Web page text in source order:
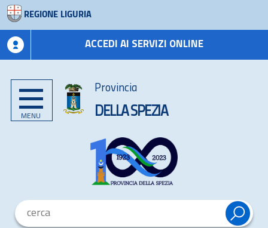
REGIONE LIGURIA
ACCEDI AI SERVIZI ONLINE
MENU
Provincia
DELLA SPEZIA